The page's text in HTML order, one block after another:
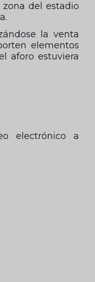
del estadio
la venta
elementos
aforo estuviera
electrónico a